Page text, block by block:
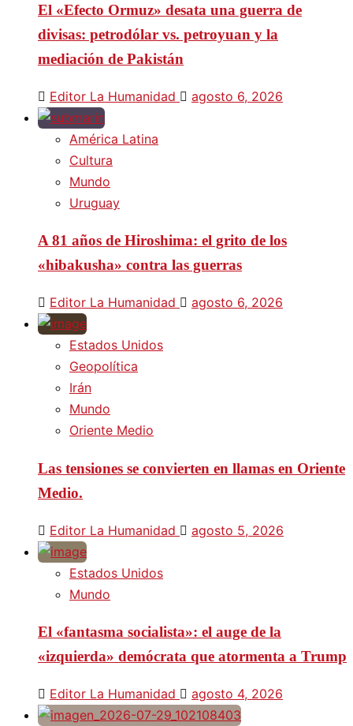
El «Efecto Ormuz» desata una guerra de
divisas: petrodólar vs. petroyuan y la
mediación de Pakistán
Editor La Humanidad agosto 6, 2026
América Latina
Cultura
Mundo
Uruguay
A 81 años de Hiroshima: el grito de los
«hibakusha» contra las guerras
Editor La Humanidad agosto 6, 2026
Estados Unidos
Geopolítica
Irán
Mundo
Oriente Medio
Las tensiones se convierten en llamas en Oriente
Medio.
Editor La Humanidad agosto 5, 2026
Estados Unidos
Mundo
El «fantasma socialista»: el auge de la
«izquierda» demócrata que atormenta a Trump
Editor La Humanidad agosto 4, 2026